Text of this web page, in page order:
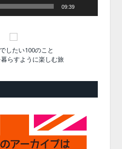
09:39
したい100のこと
らすように楽しむ旅